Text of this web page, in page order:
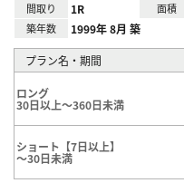
間取り 1R 面積
築年数 1999年 8月 築
プラン名・期間
ロング
30日以上～360日未満
ショート【7日以上】
～30日未満